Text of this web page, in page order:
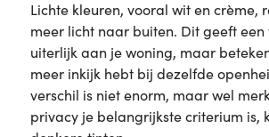
Lichte kleuren, vooral wit en crème,
meer licht naar buiten. Dit geeft een
uiterlijk aan je woning, maar
meer inkijk hebt bij dezelfde
verschil is niet enorm, maar wel
privacy je belangrijkste criterium is,